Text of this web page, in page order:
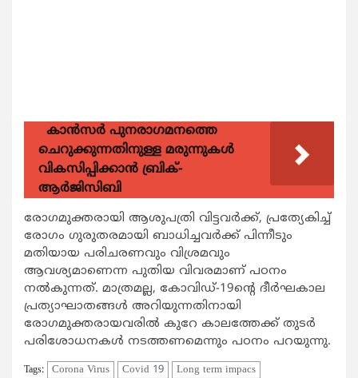
കാന്‍സര്‍ പുനരാഗമനത്തെ
ചെറുക്കുന്നതിനുള്ള മരുന്നുകള്‍
വികസിപ്പിക്കാന്‍ ബ്രിക്-
ആര്‍ജിസിബി
രോഗമുക്തരായി ആശുപത്രി വിട്ടവർക്ക്, പ്രത്യേകിച്ച്
രോഗം ഗുരുതരമായി ബാധിച്ചവർക്ക് പിന്നീടും
മതിയായ പരിചരണവും വിശ്രമവും
ആവശ്യമാണെന്ന പുതിയ വിവരമാണ് പഠനം
നൽകുന്നത്. മാത്രമല്ല, കോവിഡ്-19ന്റെ ദീർഘകാല
പ്രത്യാഘാതങ്ങൾ അറിയുന്നതിനായി
രോഗമുക്തരായവരിൽ കുറേ കാലത്തേക്ക് തുടർ
പരിശോധനകൾ നടത്തണമെന്നും പഠനം പറയുന്നു.
Tags: Corona Virus Covid 19 Long term impacs